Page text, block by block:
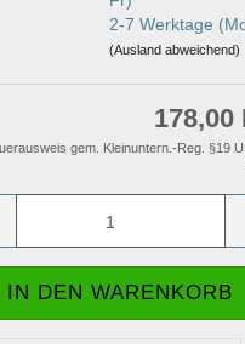
2-7 Werktage
(Ausland abweichend)
178,00
gem. Kleinuntern.-Reg. §19